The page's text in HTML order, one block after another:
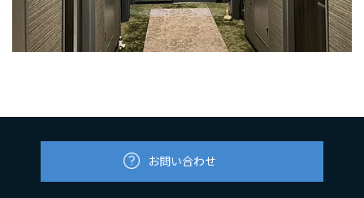
お問い合わせ